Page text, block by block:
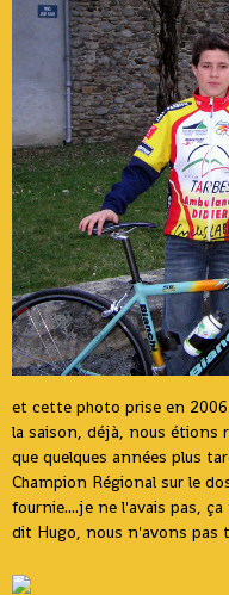
et cette photo prise en 2006
la saison, déjà, nous étions
que quelques années plus
Champion Régional sur le
fournie....je ne l'avais pas,
dit Hugo, nous n'avons pas